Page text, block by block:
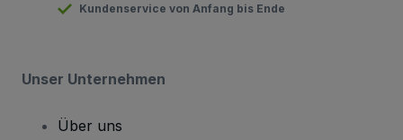
Kundenservice von Anfang bis Ende
Unser Unternehmen
Über uns